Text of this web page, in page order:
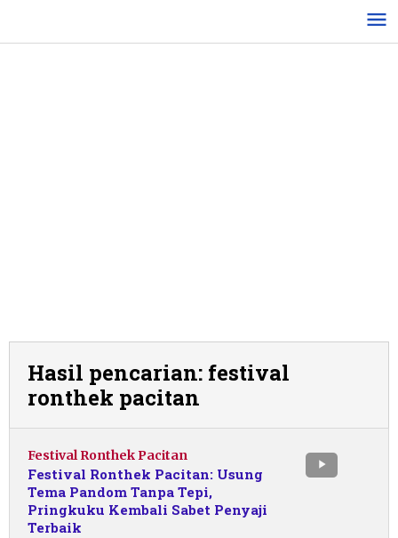
konten
Hasil pencarian: festival
ronthek pacitan
Festival Ronthek Pacitan
Festival Ronthek Pacitan: Usung
Tema Pandom Tanpa Tepi,
Pringkuku Kembali Sabet Penyaji
Terbaik